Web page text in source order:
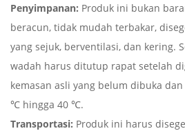
Penyimpanan: Produk ini bukan
beracun, tidak mudah terbakar,
yang sejuk, berventilasi, dan kering.
wadah harus ditutup rapat setelah
kemasan asli yang belum dibuka
℃ hingga 40 ℃.
Transportasi: Produk ini harus